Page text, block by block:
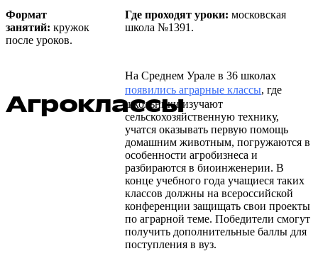
Формат
занятий: кружок
после уроков.
Где проходят уроки: московская
школа №1391.
Агроклассы
На Среднем Урале в 36 школах
появились аграрные классы, где
школьники изучают
сельскохозяйственную технику,
учатся оказывать первую помощь
домашним животным, погружаются в
особенности агробизнеса и
разбираются в биоинженерии. В
конце учебного года учащиеся таких
классов должны на всероссийской
конференции защищать свои проекты
по аграрной теме. Победители смогут
получить дополнительные баллы для
поступления в вуз.